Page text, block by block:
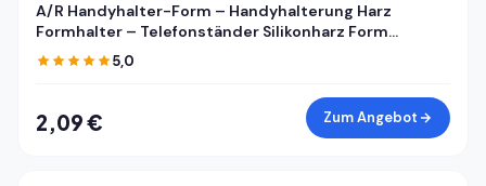
A/R Handyhalter-Form – Handyhalterung Harz
Formhalter – Telefonständer Silikonharz Form
Handyhalter Form Handyhalterung Form
Handyhalterung Form Epoxidharz Gießform für DIY
5,0
2,09 € Zum Angebot